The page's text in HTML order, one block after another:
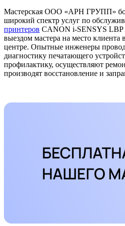
Мастерская ООО «АРН ГРУПП»
широкий спектр услуг по
принтеров CANON i-SENSYS LBP
выездом мастера на место
центре. Опытные инженеры
диагностику печатающего
профилактику, осуществляют
производят восстановление и